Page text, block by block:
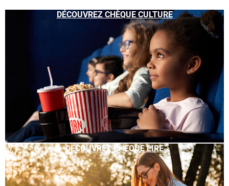
DÉCOUVREZ CHÈQUE CULTURE
DÉCOUVREZ CHÈQUE LIRE